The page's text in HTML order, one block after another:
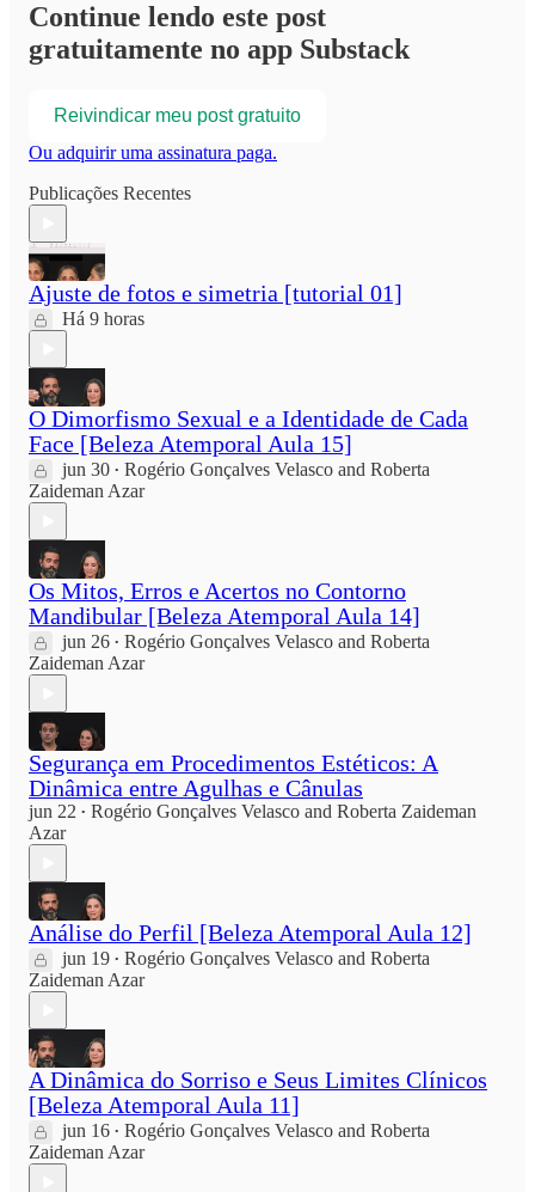
Continue lendo este post
gratuitamente no app Substack
Reivindicar meu post gratuito
Ou adquirir uma assinatura paga.
Publicações Recentes
Ajuste de fotos e simetria [tutorial 01]
Há 9 horas
O Dimorfismo Sexual e a Identidade de Cada
Face [Beleza Atemporal Aula 15]
jun 30 • Rogério Gonçalves Velasco and Roberta
Zaideman Azar
Os Mitos, Erros e Acertos no Contorno
Mandibular [Beleza Atemporal Aula 14]
jun 26 • Rogério Gonçalves Velasco and Roberta
Zaideman Azar
Segurança em Procedimentos Estéticos: A
Dinâmica entre Agulhas e Cânulas
jun 22 • Rogério Gonçalves Velasco and Roberta Zaideman
Azar
Análise do Perfil [Beleza Atemporal Aula 12]
jun 19 • Rogério Gonçalves Velasco and Roberta
Zaideman Azar
A Dinâmica do Sorriso e Seus Limites Clínicos
[Beleza Atemporal Aula 11]
jun 16 • Rogério Gonçalves Velasco and Roberta
Zaideman Azar